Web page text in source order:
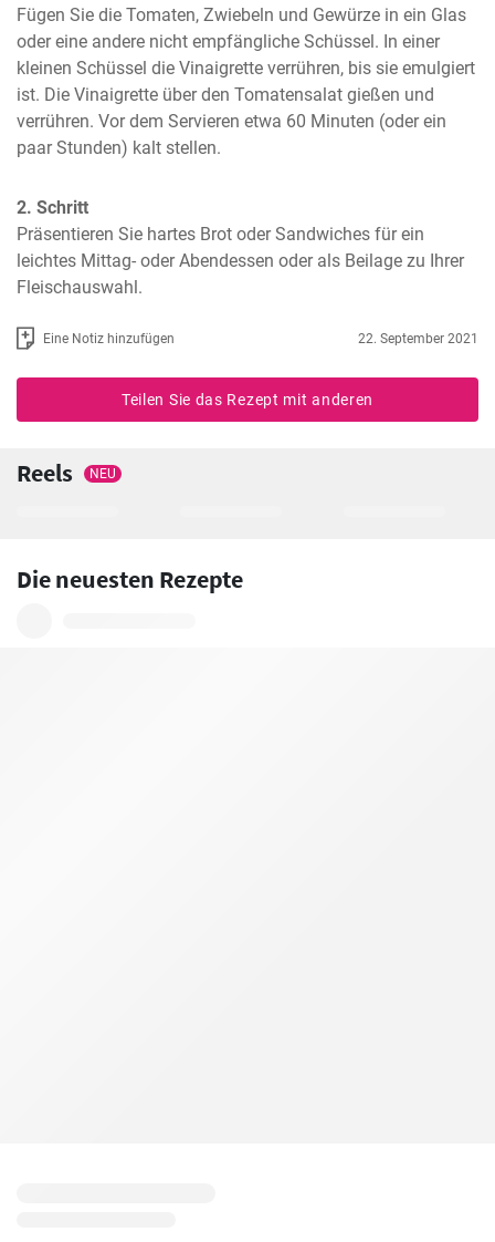
Fügen Sie die Tomaten, Zwiebeln und Gewürze in ein Glas
oder eine andere nicht empfängliche Schüssel. In einer
kleinen Schüssel die Vinaigrette verrühren, bis sie emulgiert
ist. Die Vinaigrette über den Tomatensalat gießen und
verrühren. Vor dem Servieren etwa 60 Minuten (oder ein
paar Stunden) kalt stellen.
2. Schritt
Präsentieren Sie hartes Brot oder Sandwiches für ein
leichtes Mittag- oder Abendessen oder als Beilage zu Ihrer
Fleischauswahl.
Eine Notiz hinzufügen 22. September 2021
Teilen Sie das Rezept mit anderen
Reels NEU
Die neuesten Rezepte